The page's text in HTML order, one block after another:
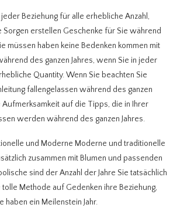
Beziehung für alle erhebliche Anzahl,
Sorgen erstellen Geschenke für Sie während
müssen haben keine Bedenken kommen mit
des ganzen Jahres, wenn Sie in jeder
Quantity. Wenn Sie beachten Sie
fallengelassen während des ganzen
Aufmerksamkeit auf die Tipps, die in Ihrer
werden während des ganzen Jahres.
und Moderne Moderne und traditionelle
zusammen mit Blumen und passenden
sind der Anzahl der Jahre Sie tatsächlich
Methode auf Gedenken ihre Beziehung,
haben ein Meilenstein Jahr.